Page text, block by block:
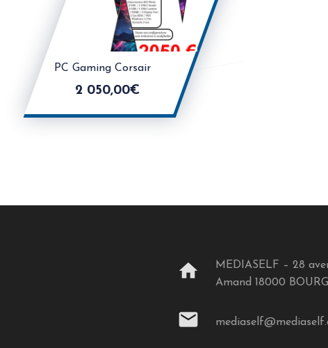
PC Gaming Corsair
2 050,00€
home
MEDIASELF – 28
Amand 18000
mail